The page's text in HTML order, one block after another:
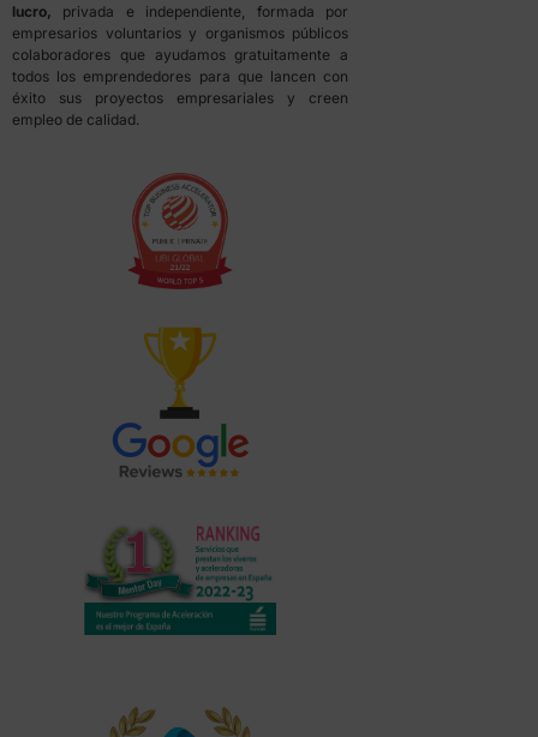
lucro, privada e independiente, formada por
empresarios voluntarios y organismos públicos
colaboradores que ayudamos gratuitamente a
todos los emprendedores para que lancen con
éxito sus proyectos empresariales y creen
empleo de calidad.